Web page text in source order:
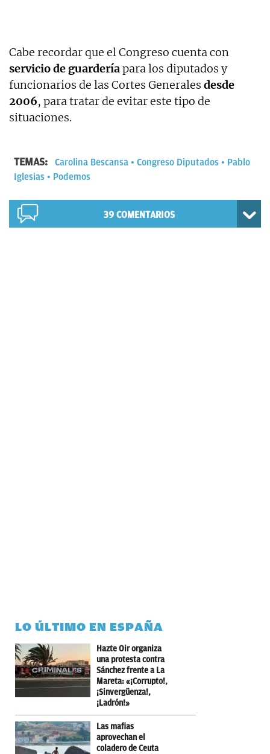
Cabe recordar que el Congreso cuenta con
servicio de guarderíapara los diputados y
funcionarios de las Cortes Generales desde
2006, para tratar de evitar este tipo de
situaciones.
TEMAS: Carolina Bescansa Congreso Diputados
Pablo
Iglesias
Podemos
39 COMENTARIOS
LO ÚLTIMO EN ESPAÑA
Hazte Oir organiza
una protesta contra
Sánchez frente a La
Mareta: «¡Corrupto!,
¡Sinvergüenza!,
¡Ladrón!»
Las mafias
aprovechan el
coladero de Ceuta